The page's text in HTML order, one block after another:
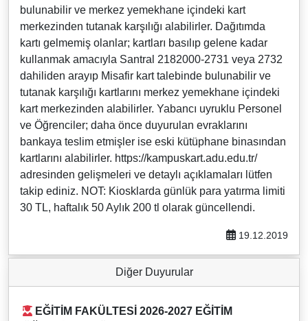
bulunabilir ve merkez yemekhane içindeki kart
merkezinden tutanak karşılığı alabilirler. Dağıtımda
kartı gelmemiş olanlar; kartları basılıp gelene kadar
kullanmak amacıyla Santral 2182000-2731 veya 2732
dahiliden arayıp Misafir kart talebinde bulunabilir ve
tutanak karşılığı kartlarını merkez yemekhane içindeki
kart merkezinden alabilirler. Yabancı uyruklu Personel
ve Öğrenciler; daha önce duyurulan evraklarını
bankaya teslim etmişler ise eski kütüphane binasından
kartlarını alabilirler. https://kampuskart.adu.edu.tr/
adresinden gelişmeleri ve detaylı açıklamaları lütfen
takip ediniz. NOT: Kiosklarda günlük para yatırma limiti
30 TL, haftalık 50 Aylık 200 tl olarak güncellendi.
19.12.2019
Diğer Duyurular